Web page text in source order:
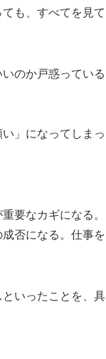
も、すべてを見て
のか戸惑っている
」になってしまっ
要なカギになる。
否になる。仕事を
いったことを、具